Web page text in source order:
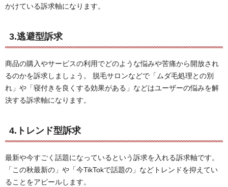
かけている訴求軸になります。
3.逃避型訴求
商品の購入やサービスの利用でどのような悩みや苦痛から開放され
るのかを訴求しましょう。 脱毛サロンなどで「ムダ毛処理との別
れ」や「寝付きを良くする効果がある」などはユーザーの悩みを解
決する訴求軸になります。
4.トレンド型訴求
最新や今すごく話題になっているという訴求を入れる訴求軸です。
「この秋最新の」や「今TikTokで話題の」などトレンドを抑えてい
ることをアピールします。